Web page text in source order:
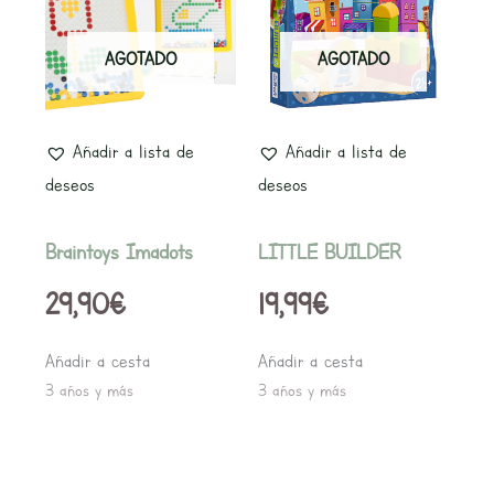
AGOTADO
Añadir a lista de
deseos
Braintoys Imadots
29,90€
Añadir a cesta
3 años y más
AGOTADO
Añadir a lista de
deseos
LITTLE BUILDER
19,99€
Añadir a cesta
3 años y más